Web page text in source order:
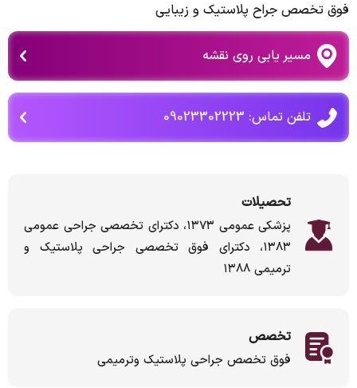
فوق تخصص جراح پلاستیک و زیبایی
مسیر یابی روی نقشه
تلفن تماس: 09023302223
تحصیلات
پزشکی عمومی ۱۳۷۳، دکترای تخصصی جراحی عمومی
۱۳۸۳، دکترای فوق تخصصی جراحی پلاستیک و
ترمیمی ۱۳۸۸
تخصص
فوق تخصص جراحی پلاستیک وترمیمی